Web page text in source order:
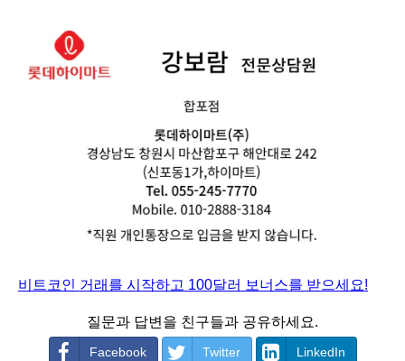
비트코인 거래를 시작하고 100달러 보너스를 받으세요!
질문과 답변을 친구들과 공유하세요.
Facebook Twitter LinkedIn